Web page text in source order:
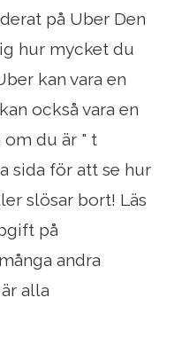
på Uber Den
hur mycket du
kan vara en
också vara en
om du är " t
sida för att se hur
slösar bort! Läs
på
andra
alla